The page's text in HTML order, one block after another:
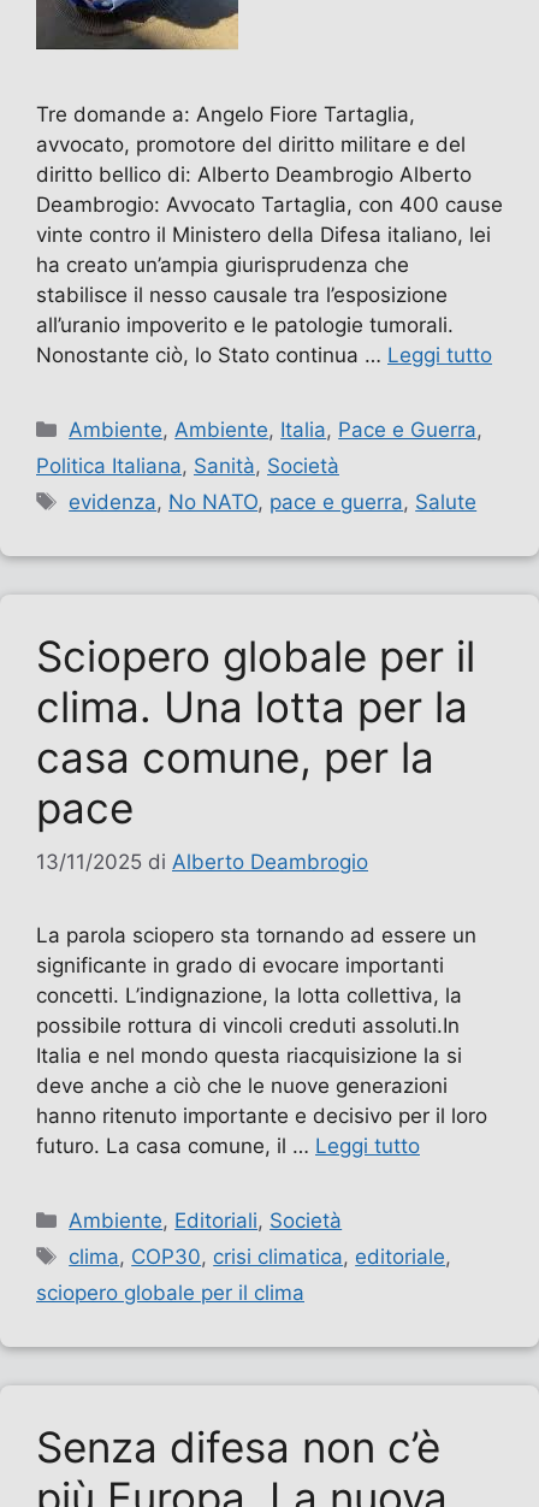
Tre domande a: Angelo Fiore Tartaglia,
avvocato, promotore del diritto militare e del
diritto bellico di: Alberto Deambrogio Alberto
Deambrogio: Avvocato Tartaglia, con 400 cause
vinte contro il Ministero della Difesa italiano, lei
ha creato un’ampia giurisprudenza che
stabilisce il nesso causale tra l’esposizione
all’uranio impoverito e le patologie tumorali.
Nonostante ciò, lo Stato continua … Leggi tutto
Categorie
Ambiente,Ambiente, Italia, Pace e Guerra,
Politica Italiana, Sanità, Società
Tag
evidenza, No NATO, pace e guerra, Salute
Sciopero globale per il
clima. Una lotta per la
casa comune, per la
pace
13/11/2025 di Alberto Deambrogio
La parola sciopero sta tornando ad essere un
significante in grado di evocare importanti
concetti. L’indignazione, la lotta collettiva, la
possibile rottura di vincoli creduti assoluti.In
Italia e nel mondo questa riacquisizione la si
deve anche a ciò che le nuove generazioni
hanno ritenuto importante e decisivo per il loro
futuro. La casa comune, il … Leggi tutto
Categorie
Ambiente, Editoriali, Società
Tag
clima, COP30, crisi climatica, editoriale,
sciopero globale per il clima
Senza difesa non c’è